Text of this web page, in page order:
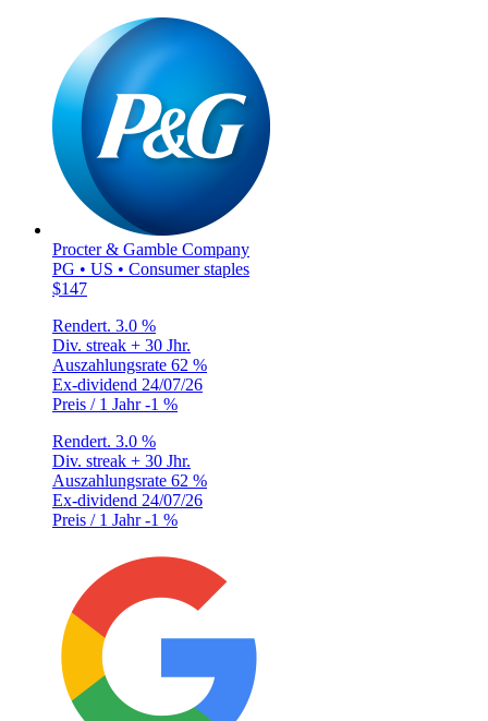
Procter & Gamble Company
PG • US • Consumer staples
$147
Rendert. 3.0 %
Div. streak + 30 Jhr.
Auszahlungsrate 62 %
Ex-dividend 24/07/26
Preis / 1 Jahr-1 %
Rendert. 3.0 %
Div. streak + 30 Jhr.
Auszahlungsrate 62 %
Ex-dividend 24/07/26
Preis / 1 Jahr-1 %